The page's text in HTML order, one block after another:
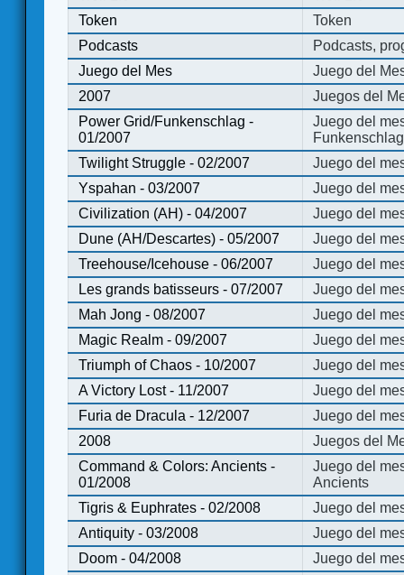
Token
Token
Podcasts
Podcasts,
Juego del Mes
Juego del
2007
Juegos del
Power Grid/Funkenschlag -
01/2007
Juego del
Twilight Struggle - 02/2007
Juego del
Yspahan - 03/2007
Juego del
Civilization (AH) - 04/2007
Juego del
Dune (AH/Descartes) - 05/2007
Juego del
Treehouse/Icehouse - 06/2007
Juego del
Les grands batisseurs - 07/2007
Juego del
Mah Jong - 08/2007
Juego del
Magic Realm - 09/2007
Juego del
Triumph of Chaos - 10/2007
Juego del
A Victory Lost - 11/2007
Juego del
Furia de Dracula - 12/2007
Juego del
2008
Juegos del
Command & Colors: Ancients -
01/2008
Juego del
Ancients
Tigris & Euphrates - 02/2008
Juego del
Antiquity - 03/2008
Juego del
Doom - 04/2008
Juego del